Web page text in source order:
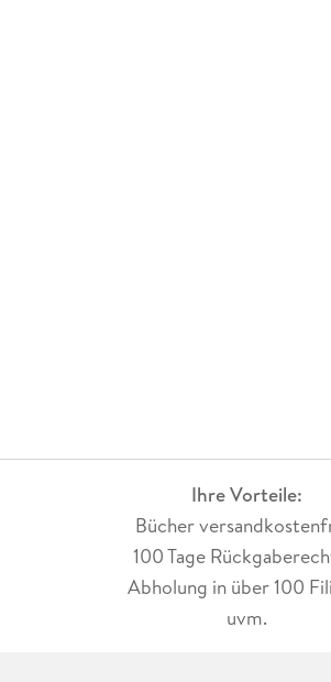
Ihre Vorteile:
Bücher
100 Tage
Abholung in über 100
uvm.